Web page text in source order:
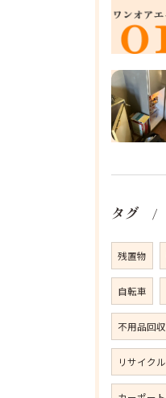
タグ
残置物
自転車
不用品回収
リサイクル